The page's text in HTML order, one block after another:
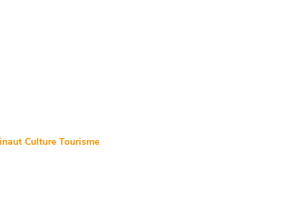
Culture Tourisme